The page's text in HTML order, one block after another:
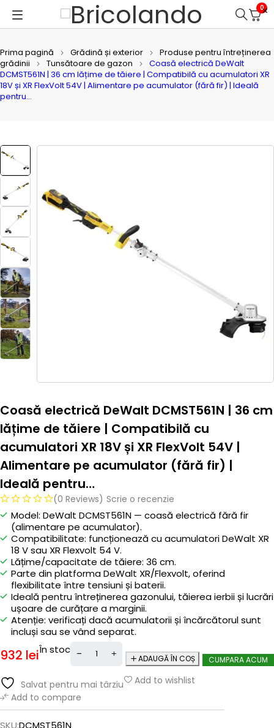
0
Prima pagină Grădină și exterior
Produse pentru întreținerea
grădinii
Tunsătoare de gazon
Coasă electrică DeWalt
DCMST561N | 36 cm lățime de tăiere | Compatibilă cu acumulatori XR
18V și XR FlexVolt 54V | Alimentare pe acumulator (fără fir) | Ideală
pentru…
Coasă electrică DeWalt DCMST561N | 36 cm
lățime de tăiere | Compatibilă cu
acumulatori XR 18V și XR FlexVolt 54V |
Alimentare pe acumulator (fără fir) |
Ideală pentru…
(0 Reviews) Scrie o recenzie
Model: DeWalt DCMST561N — coasă electrică fără fir
(alimentare pe acumulator).
Compatibilitate: funcționează cu acumulatori DeWalt XR
18 V sau XR Flexvolt 54 V.
Lățime/capacitate de tăiere: 36 cm.
Parte din platforma DeWalt XR/Flexvolt, oferind
flexibilitate între tensiuni și baterii.
Ideală pentru întreținerea gazonului, tăierea ierbii și lucrări
ușoare de curățare a marginii.
Atenție: verificați dacă acumulatorii și încărcătorul sunt
incluși sau se vând separat.
932 leiÎn stoc
ADAUGĂ ÎN COȘ CUMPARA ACUM
Salvat pentru mai târziu
Add to wishlist
Add to compare
SKU:DCMST561N